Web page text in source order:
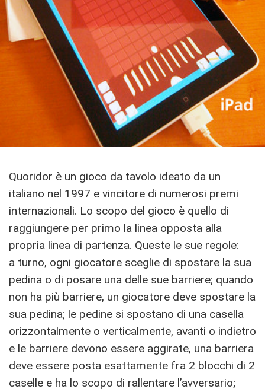
Quoridor è un gioco da tavolo ideato da un
italiano nel 1997 e vincitore di numerosi premi
internazionali. Lo scopo del gioco è quello di
raggiungere per primo la linea opposta alla
propria linea di partenza. Queste le sue regole:
a turno, ogni giocatore sceglie di spostare la sua
pedina o di posare una delle sue barriere; quando
non ha più barriere, un giocatore deve spostare la
sua pedina; le pedine si spostano di una casella
orizzontalmente o verticalmente, avanti o indietro
e le barriere devono essere aggirate, una barriera
deve essere posta esattamente fra 2 blocchi di 2
caselle e ha lo scopo di rallentare l’avversario;